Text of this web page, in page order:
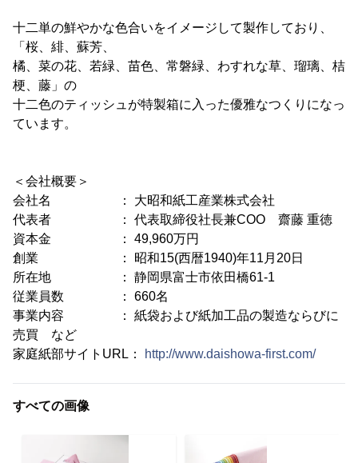
十二単の鮮やかな色合いをイメージして製作しており、
「桜、緋、蘇芳、
橘、菜の花、若緑、苗色、常磐緑、わすれな草、瑠璃、桔
梗、藤」の
十二色のティッシュが特製箱に入った優雅なつくりになっ
ています。
＜会社概要＞
会社名 ： 大昭和紙工産業株式会社
代表者 ： 代表取締役社長兼COO 齋藤 重徳
資本金 ： 49,960万円
創業 ： 昭和15(西暦1940)年11月20日
所在地 ： 静岡県富士市依田橋61-1
従業員数 ： 660名
事業内容 ： 紙袋および紙加工品の製造ならびに
売買 など
家庭紙部サイトURL：
http://www.daishowa-first.com/
すべての画像